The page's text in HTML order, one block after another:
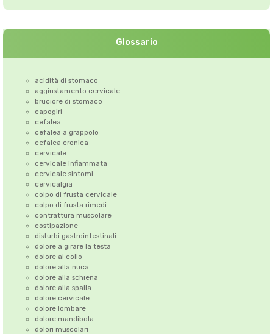
Glossario
acidità di stomaco
aggiustamento cervicale
bruciore di stomaco
capogiri
cefalea
cefalea a grappolo
cefalea cronica
cervicale
cervicale infiammata
cervicale sintomi
cervicalgia
colpo di frusta cervicale
colpo di frusta rimedi
contrattura muscolare
costipazione
disturbi gastrointestinali
dolore a girare la testa
dolore al collo
dolore alla nuca
dolore alla schiena
dolore alla spalla
dolore cervicale
dolore lombare
dolore mandibola
dolori muscolari